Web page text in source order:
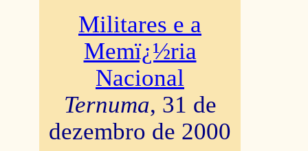
Militares e a
Memï¿½ria
Nacional
Ternuma, 31 de
dezembro de 2000